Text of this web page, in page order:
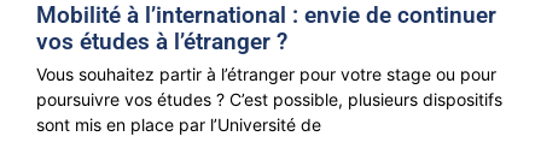
Mobilité à l’international : envie de continuer
vos études à l’étranger ?
Vous souhaitez partir à l’étranger pour votre stage ou pour
poursuivre vos études ? C’est possible, plusieurs dispositifs
sont mis en place par l’Université de